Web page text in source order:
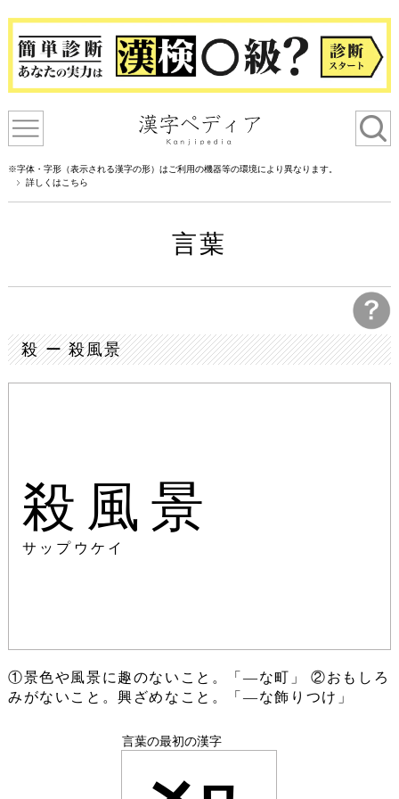
※字体・字形（表示される漢字の形）はご利用の機器等の環境により異なります。
詳しくはこちら
言葉
殺 ー 殺風景
殺風景
サップウケイ
①景色や風景に趣のないこと。「―な町」 ②おもしろ
みがないこと。興ざめなこと。「―な飾りつけ」
言葉の最初の漢字